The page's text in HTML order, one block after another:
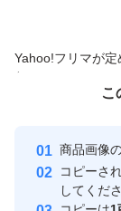
ブランド：任
ソフトウェア対
プレイモード
ード対応
Yahoo!フリマが
付与しています
安心取引出品
取引実績
価格
こ
商品画像
コピーさ
してくだ
この商品をみ